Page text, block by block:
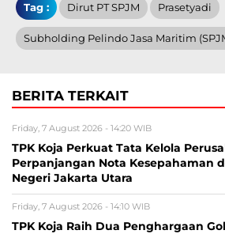
Tag : Dirut PT SPJM Prasetyadi
Subholding Pelindo Jasa Maritim
BERITA TERKAIT
Friday, 7 August 2026 - 14:20 WIB
TPK Koja Perkuat Tata Kelola
Perpanjangan Nota Kesepahaman
Negeri Jakarta Utara
Friday, 7 August 2026 - 14:10 WIB
TPK Koja Raih Dua Penghargaan